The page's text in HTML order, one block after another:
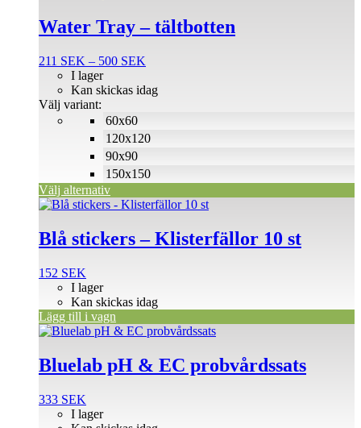
Water Tray – tältbotten
211 SEK – 500 SEK
till
60x60
120x120
90x90
150x150
I lager
Kan skickas idag
Välj variant:
Välj alternativ
produkten
har
varianter.
olika
alternativen
Blå stickers – Klisterfällor 10 st
152 SEK
I lager
Kan skickas idag
Lägg till i vagn
Bluelab pH & EC probvårdssats
333 SEK
I lager